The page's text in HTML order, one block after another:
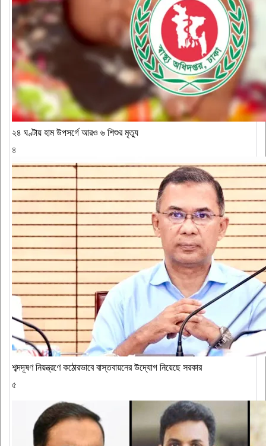
২৪ ঘণ্টায় হাম উপসর্গে আরও ৬ শিশুর মৃত্যু
৪
শব্দদূষণ নিয়ন্ত্রণে কঠোরভাবে বাস্তবায়নের উদ্যোগ নিয়েছে সরকার
৫